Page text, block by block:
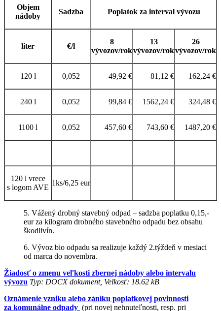
Objem
nádoby
Sadzba Poplatok za interval vývozu
liter €/l
8
vývozov/rok
13
vývozov/rok
26
vývozov/rok
120 l 0,052 49,92 € 81,12 € 162,24 €
240 l 0,052 99,84 € 1562,24 € 324,48 €
1100 l 0,052 457,60 € 743,60 € 1487,20 €
120 l vrece
s logom AVE
1ks/6,25 eur
5. Vážený drobný stavebný odpad – sadzba poplatku 0,15,-
eur za kilogram drobného stavebného odpadu bez obsahu
škodlivín.
6. Vývoz bio odpadu sa realizuje každý 2.týždeň v mesiaci
od marca do novembra.
Žiadosť o zmenu veľkosti zbernej nádoby alebo intervalu
vývozu Typ: DOCX dokument, Velkosť: 18.62 kB
Oznámenie vzniku alebo zániku poplatkovej povinnosti
za komunálne odpady (pri novej nehnuteľnosti, resp. pri